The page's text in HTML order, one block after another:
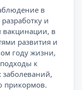
в
и
в
развития и
году жизни,
к
заболеваний,
прикормов.